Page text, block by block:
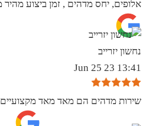
אלופים, יחס מדהים , זמן ביצוע
נחשון יזרייב
13:41 23 Jun 25
שירות מדהים הם מאד מאד מקצועיים